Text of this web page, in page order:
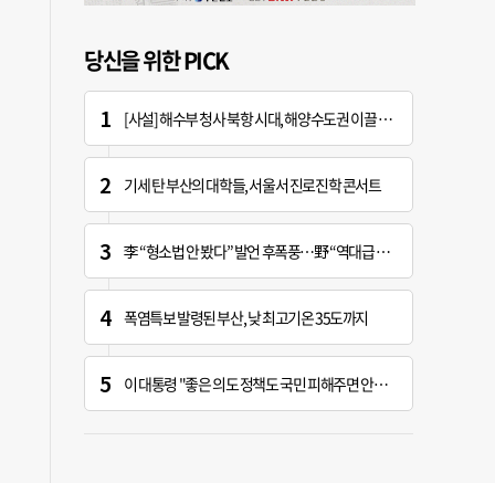
당신을 위한 PICK
[사설] 해수부 청사 북항 시대, 해양수도권 이끌 구심점 돼야
기세 탄 부산의 대학들, 서울서 진로진학 콘서트
李 “형소법 안 봤다” 발언 후폭풍…野 “역대급 망언”
폭염특보 발령된 부산, 낮 최고기온 35도까지
이 대통령 "좋은 의도 정책도 국민 피해주면 안하느니만 못해"